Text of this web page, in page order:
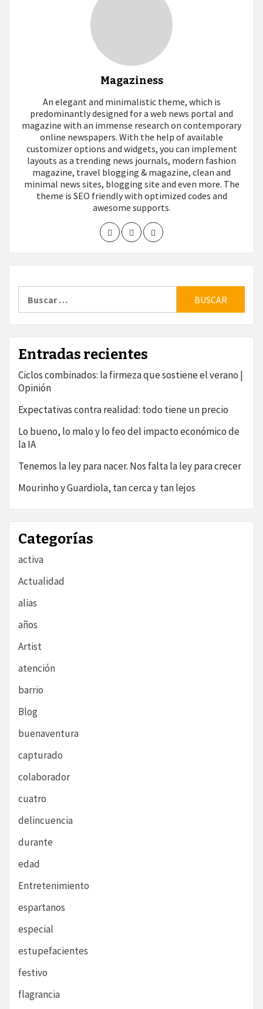
Magaziness
An elegant and minimalistic theme, which is
predominantly designed for a web news portal and
magazine with an immense research on contemporary
online newspapers. With the help of available
customizer options and widgets, you can implement
layouts as a trending news journals, modern fashion
magazine, travel blogging & magazine, clean and
minimal news sites, blogging site and even more. The
theme is SEO friendly with optimized codes and
awesome supports.
Entradas recientes
Ciclos combinados: la firmeza que sostiene el verano |
Opinión
Expectativas contra realidad: todo tiene un precio
Lo bueno, lo malo y lo feo del impacto económico de
la IA
Tenemos la ley para nacer. Nos falta la ley para crecer
Mourinho y Guardiola, tan cerca y tan lejos
Categorías
activa
Actualidad
alias
años
Artist
atención
barrio
Blog
buenaventura
capturado
colaborador
cuatro
delincuencia
durante
edad
Entretenimiento
espartanos
especial
estupefacientes
festivo
flagrancia